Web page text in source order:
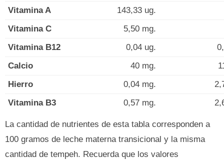
Vitamina A
143,33 ug.
Vitamina C
5,50 mg.
Vitamina B12
0,04 ug.
Calcio
40 mg.
Hierro
0,04 mg.
Vitamina B3
0,57 mg.
La cantidad de nutrientes de esta tabla corresponden a
100 gramos de leche materna transicional y la misma
cantidad de tempeh. Recuerda que los valores